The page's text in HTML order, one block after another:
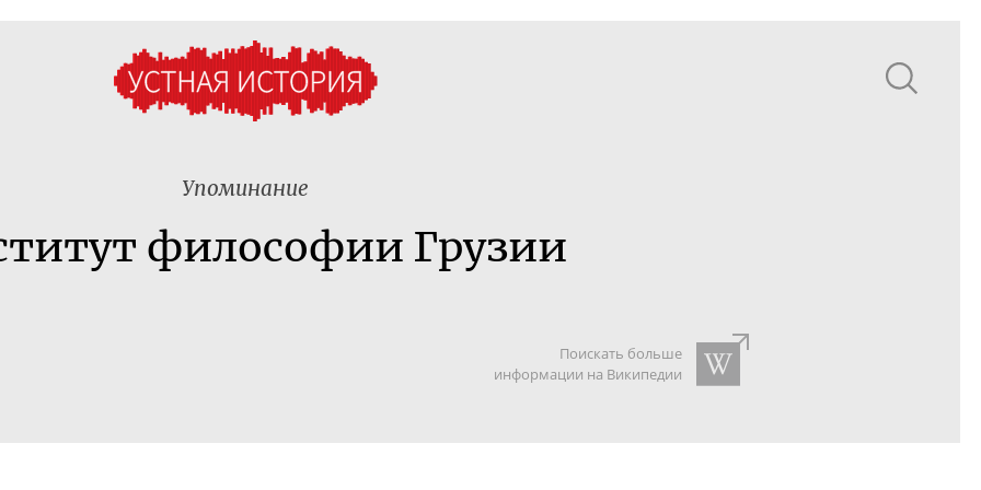
Упоминание
философии Грузии
Поискать больше
информации на Википедии